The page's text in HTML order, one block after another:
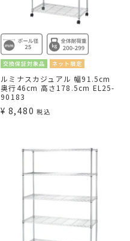
交換保証対象品 ネット限定
ルミナスカジュアル 幅91.5cm
奥行46cm 高さ178.5cm EL25-
90183
¥ 8,480 税込